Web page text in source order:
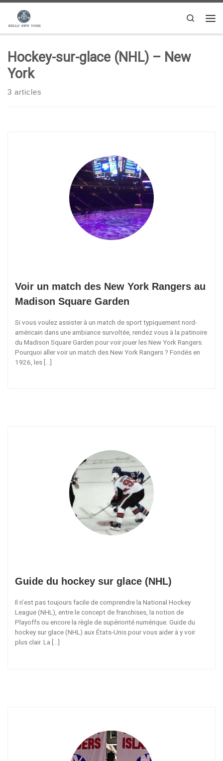
Passer au contenu
Search
Hockey-sur-glace (NHL) – New
York
3 articles
Voir un match des New York Rangers au
Madison Square Garden
Si vous voulez assister à un match de sport typiquement nord-
américain dans une ambiance survoltée, rendez vous à la patinoire
du Madison Square Garden pour voir jouer les New York Rangers.
Pourquoi aller voir un match des New York Rangers ? Fondés en
1926, les […]
Guide du hockey sur glace (NHL)
Il n’est pas toujours facile de comprendre la National Hockey
League (NHL), entre le concept de franchises, la notion de
Playoffs ou encore la règle de supériorité numérique. Guide du
hockey sur glace (NHL) aux États-Unis pour vous aider à y voir
plus clair. La […]